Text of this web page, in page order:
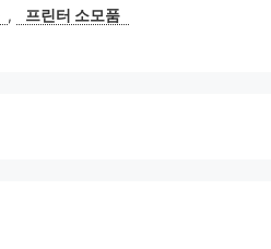
, 프린터 소모품